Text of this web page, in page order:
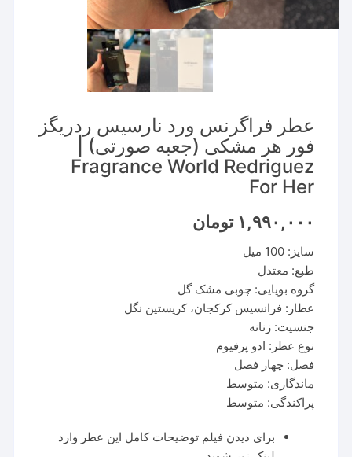
عطر فراگرنس ورد نارسیس ردریگز
فور هر مشکی (جعبه صورتی) |
Fragrance World Redriguez
For Her
۱,۹۹۰,۰۰۰ تومان
سایز: 100 میل
طبع: معتدل
گروه بویایی: چوبی مشک گل
عطار: فرانسیس کرکجان، کریستین نگل
جنسیت: زنانه
نوع عطر: ادو پرفیوم
فصل: چهار فصل
ماندگاری: متوسط
پراکندگی: متوسط
برای دیدن فیلم توضیحات کامل این عطر وارد